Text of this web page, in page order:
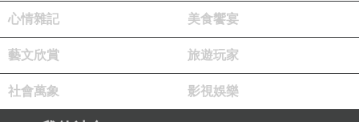
心情雜記 美食饗宴
藝文欣賞 旅遊玩家
社會萬象 影視娛樂